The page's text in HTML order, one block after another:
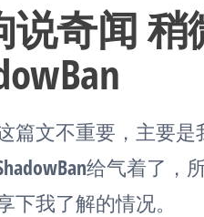
说奇闻
篇文不重要，主要
给气着了
下我了解的情况。